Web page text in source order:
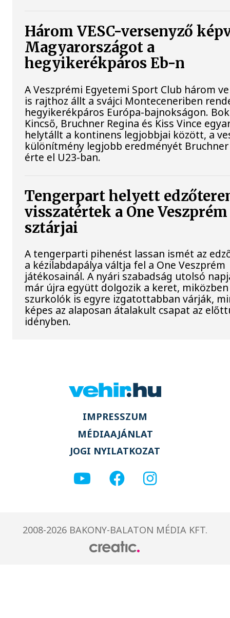
Három VESC-versenyző
Magyarországot a
hegyikerékpáros Eb-n
A Veszprémi Egyetemi Sport Club három
is rajthoz állt a svájci Monteceneriben
hegyikerékpáros Európa-bajnokságon.
Kincső, Bruchner Regina és Kiss Vince
helytállt a kontinens legjobbjai között, a
különítmény legjobb eredményét Bruchner
érte el U23-ban.
Tengerpart helyett
visszatértek a One Veszprém
sztárjai
A tengerparti pihenést lassan ismét az
a kézilabdapálya váltja fel a One Veszprém
játékosainál. A nyári szabadság utolsó
már újra együtt dolgozik a keret,
szurkolók is egyre izgatottabban várják,
képes az alaposan átalakult csapat az
idényben.
IMPRESSZUM
MÉDIAAJÁNLAT
JOGI NYILATKOZAT
2008-2026 BAKONY-BALATON MÉDIA KFT.